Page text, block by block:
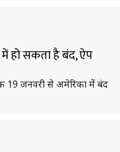
हो सकता है बंद, ऐप
19 जनवरी से अमेरिका में बंद